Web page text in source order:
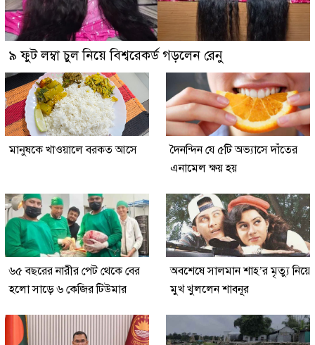
৯ ফুট লম্বা চুল নিয়ে বিশ্বরেকর্ড গড়লেন রেনু
মানুষকে খাওয়ালে বরকত আসে
দৈনন্দিন যে ৫টি অভ্যাসে দাঁতের
এনামেল ক্ষয় হয়
৬৫ বছরের নারীর পেট থেকে বের
হলো সাড়ে ৬ কেজির টিউমার
অবশেষে সালমান শাহ’র মৃত্যু নিয়ে
মুখ খুললেন শাবনূর